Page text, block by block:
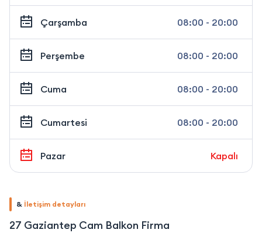
Çarşamba 08:00 - 20:00
Perşembe 08:00 - 20:00
Cuma 08:00 - 20:00
Cumartesi 08:00 - 20:00
Pazar Kapalı
& İletişim detayları
27 Gaziantep Cam Balkon Firma